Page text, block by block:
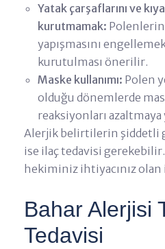
Yatak çarşaflarını ve
kurutmamak:
yapışmasını
kurutulması önerilir.
Maske kullanımı: Polen
olduğu dönemlerde
reaksiyonları azaltmaya
Alerjik belirtilerin şiddetli
ise ilaç tedavisi
hekiminiz ihtiyacınız olan
Bahar Alerjisi
Tedavisi